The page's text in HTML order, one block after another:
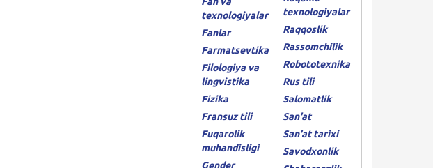
texnologiyalar
Fanlar
Farmatsevtika
Filologiya va
lingvistika
Fizika
Fransuz tili
Fuqarolik
muhandisligi
Gender
texnologiyalar
Raqqoslik
Rassomchilik
Robototexnika
Rus tili
Salomatlik
San'at
San'at tarixi
Savodxonlik